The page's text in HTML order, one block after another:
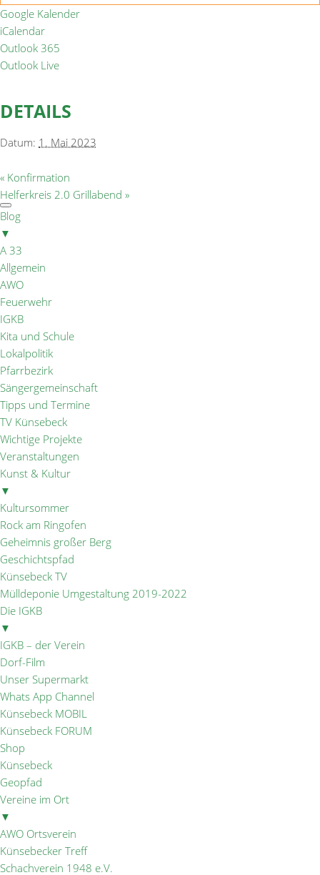
Google Kalender
iCalendar
Outlook 365
Outlook Live
DETAILS
Datum: 1. Mai 2023
« Konfirmation
Helferkreis 2.0 Grillabend »
Blog
▼
A 33
Allgemein
AWO
Feuerwehr
IGKB
Kita und Schule
Lokalpolitik
Pfarrbezirk
Sängergemeinschaft
Tipps und Termine
TV Künsebeck
Wichtige Projekte
Veranstaltungen
Kunst & Kultur
▼
Kultursommer
Rock am Ringofen
Geheimnis großer Berg
Geschichtspfad
Künsebeck TV
Mülldeponie Umgestaltung 2019-2022
Die IGKB
▼
IGKB – der Verein
Dorf-Film
Unser Supermarkt
Whats App Channel
Künsebeck MOBIL
Künsebeck FORUM
Shop
Künsebeck
Geopfad
Vereine im Ort
▼
AWO Ortsverein
Künsebecker Treff
Schachverein 1948 e.V.